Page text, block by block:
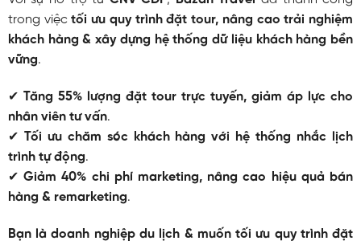
trong việctối ưu quy trình đặt tour, nâng cao trải nghiệm
khách hàng & xây dựng hệ thống dữ liệu khách hàng bền
vững.
✔ Tăng 55% lượng đặt tour trực tuyến, giảm áp lực cho
nhân viên tư vấn.
✔ Tối ưu chăm sóc khách hàng với hệ thống nhắc lịch
trình tự động.
✔Giảm 40% chi phí marketing, nâng cao hiệu quả bán
hàng & remarketing.
Bạn là doanh nghiệp du lịch & muốn tối ưu quy trình đặt